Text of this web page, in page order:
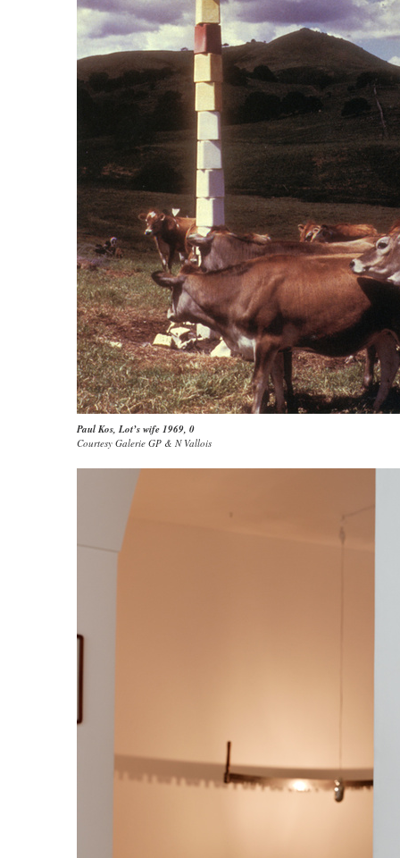
Paul Kos, Lot’s wife 1969, 0
Courtesy Galerie GP & N Vallois